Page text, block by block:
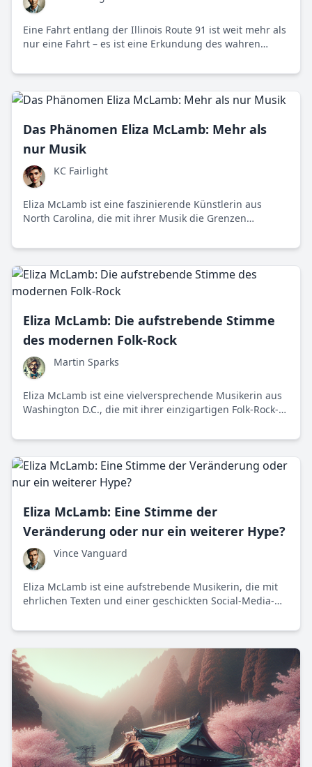
Eine Fahrt entlang der Illinois Route 91 ist weit mehr als
nur eine Fahrt – es ist eine Erkundung des wahren
groß gemacht haben.
Das Phänomen Eliza McLamb: Mehr als
nur Musik
KC Fairlight
Eliza McLamb ist eine faszinierende Künstlerin aus
North Carolina, die mit ihrer Musik die Grenzen
Ihre authentischen und kraftvollen Songs sprechen
Eliza McLamb: Die aufstrebende Stimme
des modernen Folk-Rock
Martin Sparks
Eliza McLamb ist eine vielversprechende Musikerin aus
Washington D.C., die mit ihrer einzigartigen Folk-Rock-
durch ehrliches Songwriting Emotionen zu vermitteln,
Eliza McLamb: Eine Stimme der
Veränderung oder nur ein weiterer Hype?
Vince Vanguard
Eliza McLamb ist eine aufstrebende Musikerin, die mit
ehrlichen Texten und einer geschickten Social-Media-
Erfolg authentische Kunst oder ein kalkuliertes